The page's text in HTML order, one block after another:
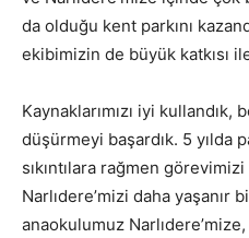
da olduğu kent parkını
ekibimizin de büyük katkısı
Kaynaklarımızı iyi
düşürmeyi başardık. 5 yılda
sıkıntılara rağmen görevimizi
Narlıdere’mizi daha yaşanır
anaokulumuz